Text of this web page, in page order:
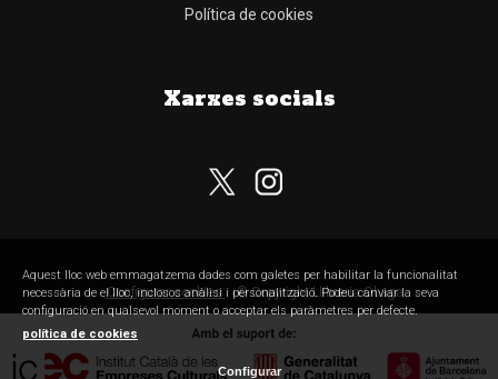
Política de cookies
Xarxes socials
Configurar cookies © Copyright Llibreria Obaga
Aquest lloc web emmagatzema dades com galetes per habilitar la funcionalitat
necessària de el lloc, inclosos anàlisi i personalització. Podeu canviar la seva
configuració en qualsevol moment o acceptar els paràmetres per defecte.
política de cookies
Configurar
Subscriu-te al nostre butlletí